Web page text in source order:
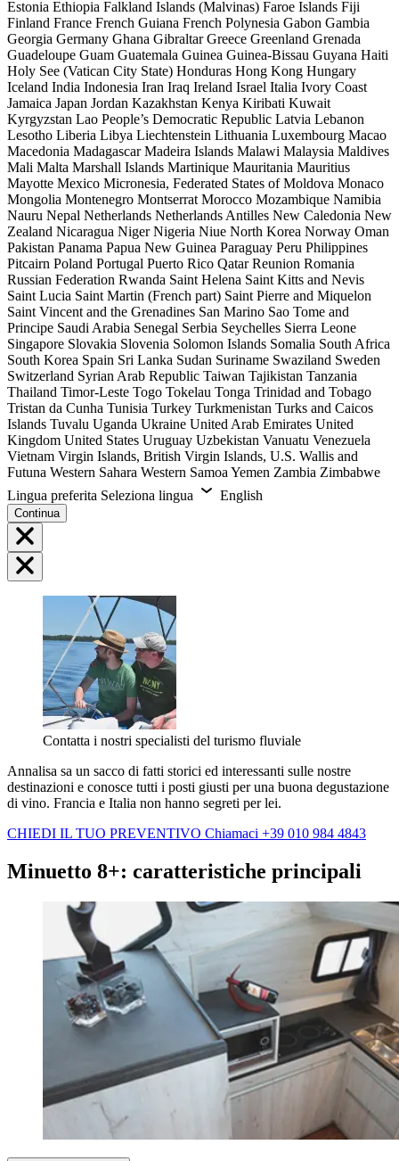
Estonia Ethiopia Falkland Islands (Malvinas) Faroe Islands Fiji
Finland France French Guiana French Polynesia Gabon Gambia
Georgia Germany Ghana GibraltarGreece Greenland Grenada
Guadeloupe Guam Guatemala Guinea Guinea-Bissau Guyana Haiti
Holy See (Vatican City State) Honduras Hong Kong Hungary
Iceland India Indonesia Iran Iraq Ireland Israel Italia Ivory Coast
Jamaica Japan Jordan Kazakhstan Kenya Kiribati Kuwait
Kyrgyzstan Lao People’s Democratic Republic Latvia Lebanon
Lesotho Liberia Libya Liechtenstein Lithuania Luxembourg Macao
Macedonia MadagascarMadeira Islands Malawi Malaysia Maldives
Mali Malta Marshall Islands Martinique Mauritania Mauritius
Mayotte Mexico Micronesia, Federated States ofMoldova Monaco
Mongolia Montenegro Montserrat Morocco Mozambique Namibia
Nauru Nepal Netherlands Netherlands Antilles New Caledonia New
Zealand Nicaragua NigerNigeria Niue North Korea Norway Oman
Pakistan Panama Papua New Guinea Paraguay Peru Philippines
Pitcairn Poland Portugal Puerto Rico QatarReunion Romania
Russian Federation Rwanda Saint Helena Saint Kitts and Nevis
Saint Lucia Saint Martin (French part) Saint Pierre and Miquelon
Saint Vincent and the Grenadines San Marino Sao Tome and
Principe Saudi Arabia Senegal Serbia Seychelles Sierra Leone
Singapore Slovakia Slovenia Solomon Islands Somalia South Africa
South Korea Spain Sri Lanka Sudan Suriname Swaziland Sweden
Switzerland Syrian Arab Republic Taiwan Tajikistan Tanzania
Thailand Timor-Leste Togo Tokelau Tonga Trinidad and Tobago
Tristan da Cunha Tunisia Turkey Turkmenistan Turks and Caicos
Islands Tuvalu Uganda Ukraine United Arab Emirates United
Kingdom United States Uruguay Uzbekistan Vanuatu Venezuela
Vietnam Virgin Islands, British Virgin Islands, U.S. Wallis and
Futuna Western Sahara Western Samoa Yemen Zambia Zimbabwe
Lingua preferita Seleziona lingua English
Continua
Contatta i nostri specialisti del turismo fluviale
Annalisa sa un sacco di fatti storici ed interessanti sulle nostre
destinazioni e conosce tutti i posti giusti per una buona degustazione
di vino. Francia e Italia non hanno segreti per lei.
CHIEDI IL TUO PREVENTIVO Chiamaci +39 010 984 4843
Minuetto 8+: caratteristiche principali